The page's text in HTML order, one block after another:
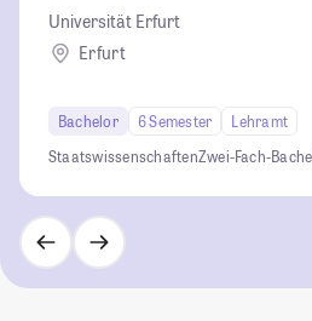
Universität Erfurt
Erfurt
Bachelor 6 Semester
Lehramt
StaatswissenschaftenZwei-Fach-